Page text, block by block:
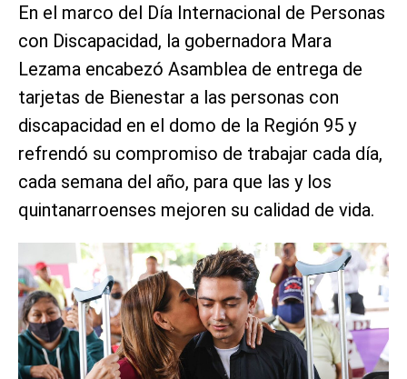
En el marco del Día Internacional de Personas
con Discapacidad, la gobernadora Mara
Lezama encabezó Asamblea de entrega de
tarjetas de Bienestar a las personas con
discapacidad en el domo de la Región 95 y
refrendó su compromiso de trabajar cada día,
cada semana del año, para que las y los
quintanarroenses mejoren su calidad de vida.